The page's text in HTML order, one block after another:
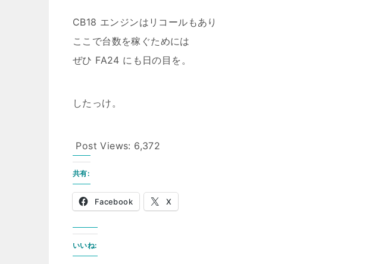
CB18 エンジンはリコールもあり
ここで台数を稼ぐためには
ぜひ FA24 にも日の目を。
したっけ。
Post Views: 6,372
共有:
Facebook X
いいね: